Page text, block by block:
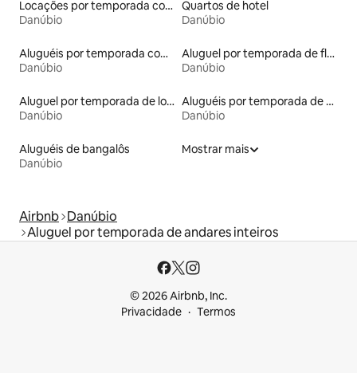
Locações por temporada com piscina
Danúbio
Quartos de hotel
Danúbio
Aluguéis por temporada com vista para a praia
Danúbio
Aluguel por temporada de flats
Danúbio
Aluguel por temporada de lofts
Danúbio
Aluguéis por temporada de acomodações de luxo
Danúbio
Aluguéis de bangalôs
Danúbio
Mostrar mais
Airbnb Danúbio
Aluguel por temporada de andares inteiros
© 2026 Airbnb, Inc.
Privacidade
Termos